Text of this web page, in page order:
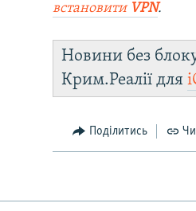
встановити VPN.
Новини без
Крим.Реалії для
Поділитись